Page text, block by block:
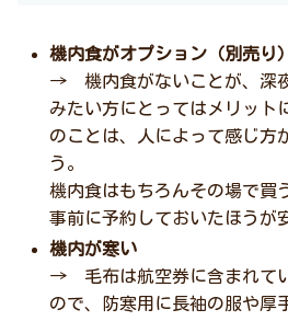
機内食がオプション（別売り）
→ 機内食がないことが、深
みたい方にとってはメリット
のことは、人によって感じ方
う。
機内食はもちろんその場で買
事前に予約しておいたほうが
機内が寒い
→ 毛布は航空券に含まれて
ので、防寒用に長袖の服や厚